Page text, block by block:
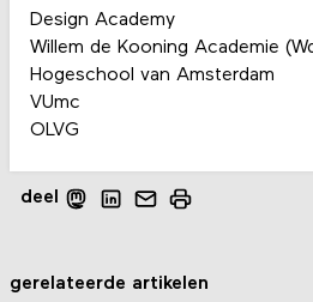
deel
Design Academy
Willem de Kooning Academie
Hogeschool van Amsterdam
VUmc
OLVG
gerelateerde artikelen